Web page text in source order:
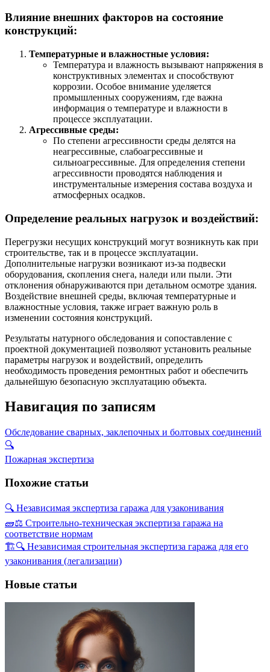
Влияние внешних факторов на состояние
конструкций:
Температурные и влажностные условия:
Температура и влажность вызывают напряжения в
конструктивных элементах и способствуют
коррозии. Особое внимание уделяется
промышленных сооружениям, где важна
информация о температуре и влажности в
процессе эксплуатации.
Агрессивные среды:
По степени агрессивности среды делятся на
неагрессивные, слабоагрессивные и
сильноагрессивные. Для определения степени
агрессивности проводятся наблюдения и
инструментальные измерения состава воздуха и
атмосферных осадков.
Определение реальных нагрузок и воздействий:
Перегрузки несущих конструкций могут возникнуть как при
строительстве, так и в процессе эксплуатации.
Дополнительные нагрузки возникают из-за подвески
оборудования, скопления снега, наледи или пыли. Эти
отклонения обнаруживаются при детальном осмотре здания.
Воздействие внешней среды, включая температурные и
влажностные условия, также играет важную роль в
изменении состояния конструкций.
Результаты натурного обследования и сопоставление с
проектной документацией позволяют установить реальные
параметры нагрузок и воздействий, определить
необходимость проведения ремонтных работ и обеспечить
дальнейшую безопасную эксплуатацию объекта.
Навигация по записям
Обследование сварных, заклепочных и болтовых соединений
🔍
Пожарная экспертиза
Похожие статьи
🔍 Независимая экспертиза гаража для узаконивания
🧱⚖️ Строительно-техническая экспертиза гаража на
соответствие нормам
🏗️🔍 Независимая строительная экспертиза гаража для его
узаконивания (легализации)
Новые статьи